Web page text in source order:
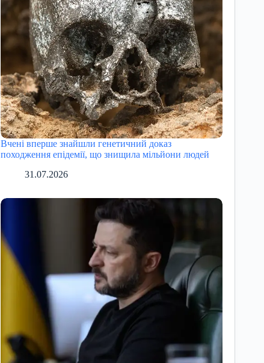
Вчені вперше знайшли генетичний доказ
походження епідемії, що знищила мільйони людей
31.07.2026